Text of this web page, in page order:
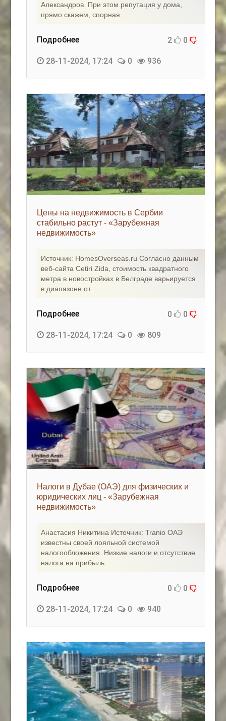
Александров. При этом репутация у дома,
прямо скажем, спорная.
Подробнее 2 0
28-11-2024, 17:24 0 936
Цены на недвижимость в Сербии
стабильно растут - «Зарубежная
недвижимость»
Источник: HomesOverseas.ru Согласно данным
веб-сайта Cetiri Zida, стоимость квадратного
метра в новостройках в Белграде варьируется
в диапазоне от
Подробнее 0 0
28-11-2024, 17:24 0 809
Налоги в Дубае (ОАЭ) для физических и
юридических лиц - «Зарубежная
недвижимость»
Анастасия Никитина Источник: Tranio ОАЭ
известны своей лояльной системой
налогообложения. Низкие налоги и отсутствие
налога на прибыль
Подробнее 0 0
28-11-2024, 17:24 0 940